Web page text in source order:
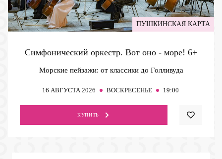
ПУШКИНСКАЯ КАРТА
Симфонический оркестр. Вот оно - море! 6+
Морские пейзажи: от классики до Голливуда
16 АВГУСТА 2026 ВОСКРЕСЕНЬЕ 19:00
КУПИТЬ